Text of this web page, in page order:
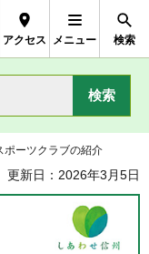
アクセス メニュー 検索
ポーツクラブの紹介
更新日：2026年3月5日